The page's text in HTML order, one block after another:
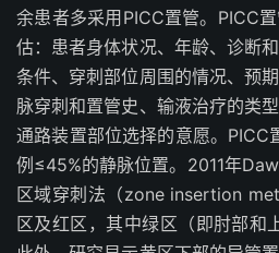
余患者多采用 PICC置管。 PICC
估：患者身体状况、年龄、诊断
条件、穿刺部位周围的情况、预
脉穿刺和置管史、输液治疗的类
通路装置部位选择的意愿。 PICC
例≤45%的静脉位置。 2011年
区域穿刺法（zone insertion
区及红区，其中绿区（即肘部和